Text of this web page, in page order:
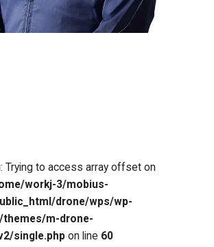
: Trying to access array offset on
workj-3/mobius-
drone/wps/wp-
m-drone-
single.php on line 60